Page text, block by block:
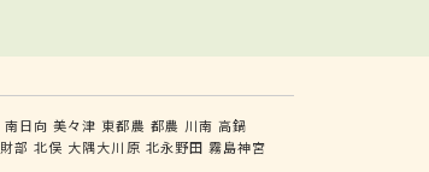
南日向 美々津 東都農 都農 川南 高鍋
財部 北俣 大隅大川原 北永野田 霧島神宮